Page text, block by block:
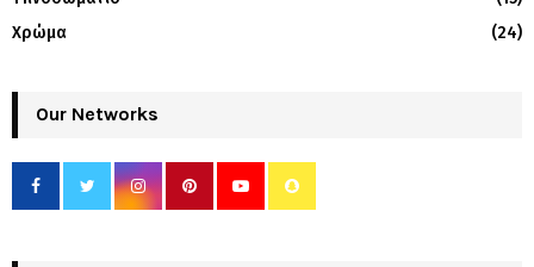
Χρώμα
(24)
Our Networks